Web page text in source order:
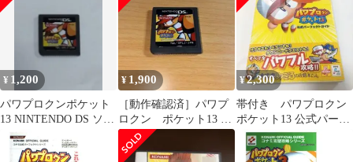
¥ 1,200
パワプロクンポケット
13 NINTENDO DS ソフ
ト
¥ 1,900
［動作確認済］パワプ
ロクン ポケット13 ニ
ンテンドーDS
¥2,300
帯付き パワプロクン
ポケット13 公式パーフ
ェクトガイド